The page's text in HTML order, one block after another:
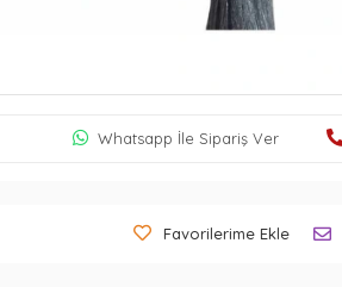
Whatsapp İle Sipariş Ver
Favorilerime Ekle